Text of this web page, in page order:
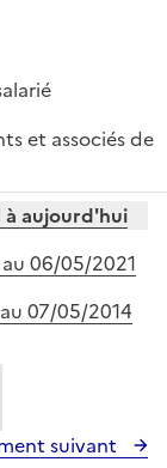
et associés de
à aujourd'hui
06/05/2021
07/05/2014
suivant